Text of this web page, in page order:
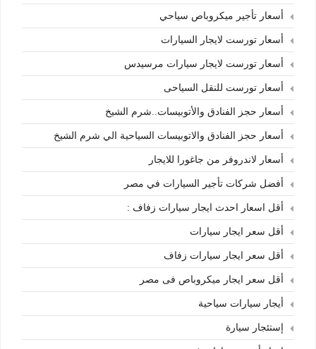
أسعار تأجير ميكروباص سياحي
أسعار تورست لايجار السيارات
أسعار تورست لايجار سيارات مرسيدس
أسعار تورست للنقل السياحى
أسعار حجز الفنادق والأتوبيسات..شرم الشيخ
أسعار حجز الفنادق والاتوبيسات السياحية الي شرم الشيخ
أسعار لاندروفر من جاغورا للايجار
أفضل شركات تأجير السيارات في مصر
أقل اسعار احدث ايجار سيارات زفاف :
أقل سعر ايجار سيارات
أقل سعر ايجار سيارات زفاف
أقل سعر ايجار ميكروباص فى مصر
أيجار سيارات سياحية
إستئجار سيارة